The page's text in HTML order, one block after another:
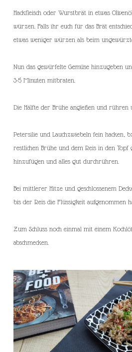
Hackfleisch oder Wurstbrät in etwas
würzen. Falls ihr euch für das Brät
etwas weniger würzen als beim
Nun das gewürfelte Gemüse hinzugeben
3-5 Minuten mitbraten.
Die Hälfte der Brühe angießen und rühren
Petersilie und Lauchzwiebeln fein hacken,
restlichen Brühe und dem Reis in den Topf
hinzufügen und alles gut durchrühren.
Bei mittlerer Hitze und geschlossenem
bis der Reis die Flüssigkeit aufgenommen
Zum Schluss noch einmal mit einem
abschmecken.